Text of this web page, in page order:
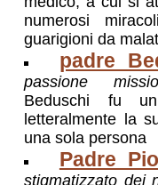
numerosi
guarigioni da
padre
passione
Beduschi fu
letteralmente la
una sola persona
Padre
stigmatizzato dei